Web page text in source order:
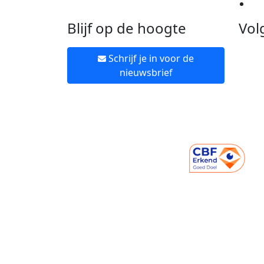
Blijf op de hoogte
Schrijf je in voor de
nieuwsbrief